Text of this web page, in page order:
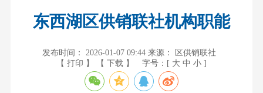
东西湖区供销联社机构职能
发布时间： 2026-01-07 09:44 来源： 区供销联社
【 打印 】
【 下载 】 字号：[ 大 中 小 ]